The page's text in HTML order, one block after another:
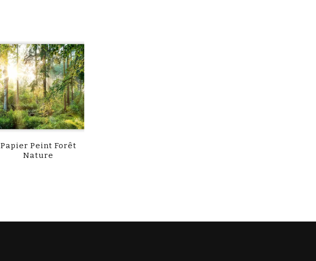
Papier Peint Forêt
Nature